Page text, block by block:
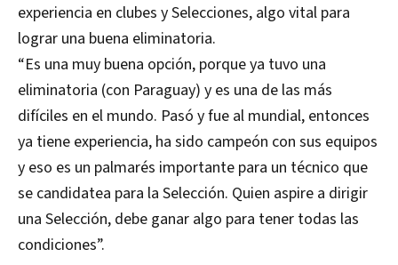
experiencia en clubes y Selecciones, algo vital para
lograr una buena eliminatoria.
“Es una muy buena opción, porque ya tuvo una
eliminatoria (con Paraguay) y es una de las más
difíciles en el mundo. Pasó y fue al mundial, entonces
ya tiene experiencia, ha sido campeón con sus equipos
y eso es un palmarés importante para un técnico que
se candidatea para la Selección. Quien aspire a dirigir
una Selección, debe ganar algo para tener todas las
condiciones”.